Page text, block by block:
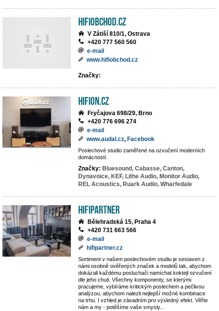
HiFiobchod.cz
V Zátiší 810/1, Ostrava
+420 777 560 560
e-mail
www.hifiobchod.cz
Značky:
hifion.cz
Fryčajova 698/29, Brno
+420 776 696 274
e-mail
www.audal.cz, Facebook
Poslechové studio zaměřené na ozvučení moderních
domácností.
Značky: Bluesound, Cabasse, Canton,
Dynavoice, KEF, Lithe Audio, Monitor Audio,
REL Acoustics, Ruark Audio, Wharfedale
HIFIpartner
Bělehradská 15, Praha 4
+420 731 663 566
e-mail
hifipartner.cz
Sortiment v našem poslechovém studiu je sestaven z
námi osobně ověřených značek a modelů tak, abychom
dokázali každému posluchači namíchat koktejl ozvučení
dle jeho chuti. Všechny komponenty, se kterými
pracujeme, vybíráme kritickým poslechem a pečlivou
analýzou, abychom nalezli nejlepší možné kombinace
na trhu. I vzhled je zásadním pro výsledný efekt. Věřte
nám a my - potěšíme vaše smysly...